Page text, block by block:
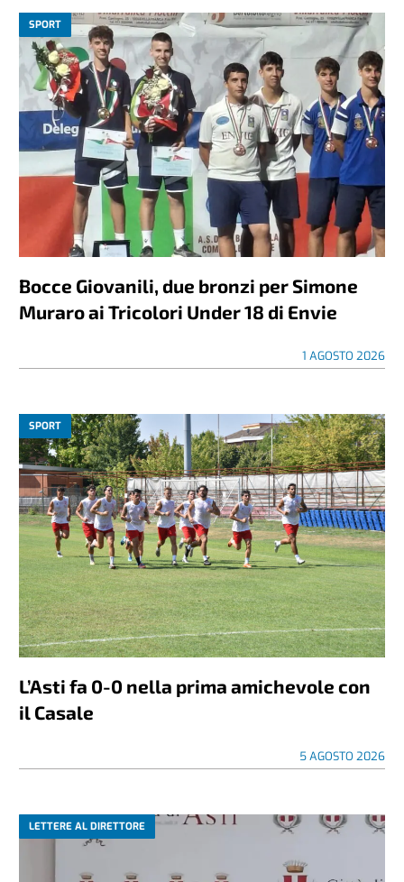
SPORT
Bocce Giovanili, due bronzi per Simone
Muraro ai Tricolori Under 18 di Envie
1 AGOSTO 2026
SPORT
L’Asti fa 0-0 nella prima amichevole con
il Casale
5 AGOSTO 2026
LETTERE AL DIRETTORE